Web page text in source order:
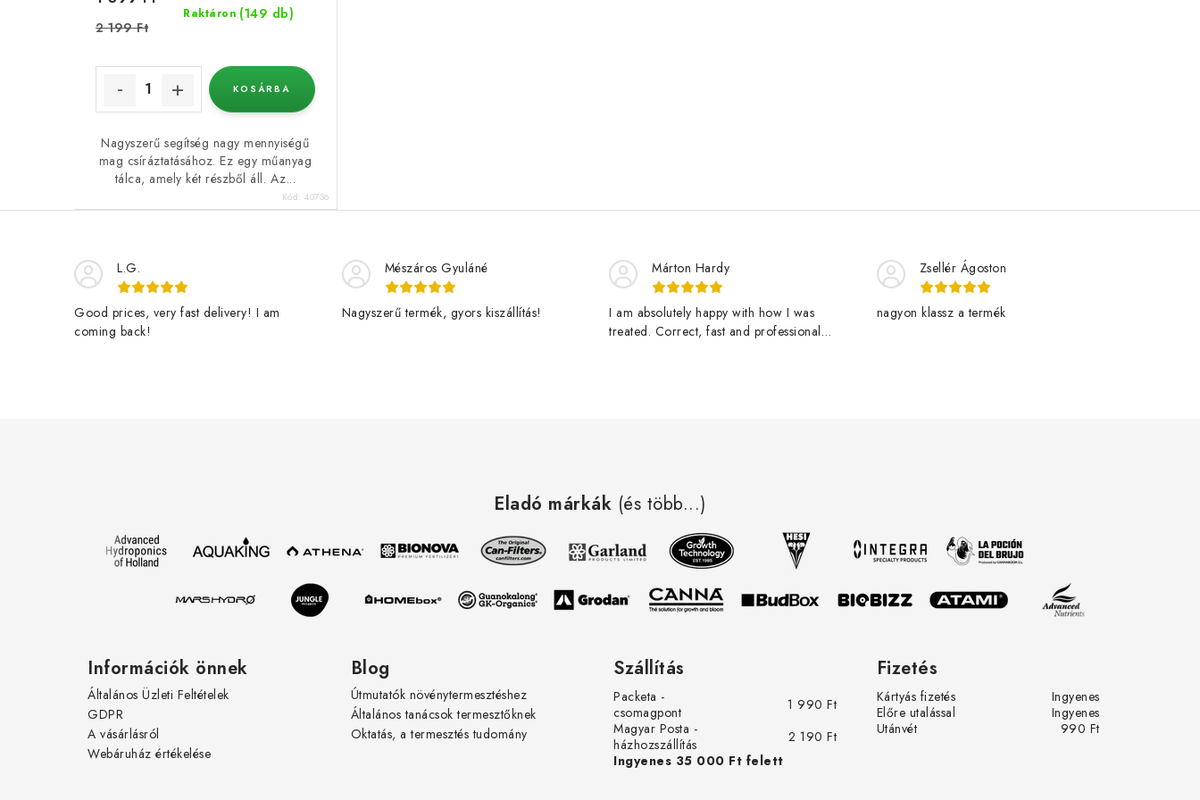
Raktáron (149 db)
2 199 Ft
KOSÁRBA
Nagyszerű segítség nagy mennyiségű
mag csíráztatásához. Ez egy műanyag
tálca, amely két részből áll. Az...
Kód: 40736
L.G.
Good prices, very fast delivery! I am
coming back!
Mészáros Gyuláné
Nagyszerű termék, gyors kiszállítás!
Márton Hardy
I am absolutely happy with how I was
treated. Correct, fast and professional
nak. Üdv. rgy elégedett vásárlótól és az
erőteljesen növekvő zöldségektől!
Zsellér Ágoston
nagyon klassz a termék
Eladó márkák (és több...)
Információk önnek
Általános Üzleti Feltételek
GDPR
A vásárlásról
Webáruház értékelése
Blog
Útmutatók növénytermesztéshez
Általános tanácsok termesztőknek
Oktatás, a termesztés tudomány
Szállítás
Packeta -
csomagpont
1 990 Ft
Magyar Posta -
házhozszállítás
2 190 Ft
Ingyenes 35 000 Ft felett
Fizetés
Kártyás fizetés
Ingyenes
Előre utalással
Ingyenes
Utánvét
990 Ft